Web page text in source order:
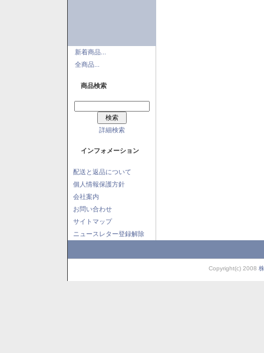
新着商品...
全商品...
商品検索
詳細検索
インフォメーション
配送と返品について
個人情報保護方針
会社案内
お問い合わせ
サイトマップ
ニュースレター登録解除
Copyright(c) 2008